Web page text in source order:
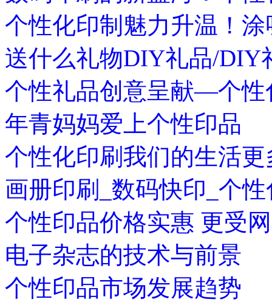
个性化印制魅力升温！
送什么礼物DIY礼品/DIY
个性礼品创意呈献—个性
年青妈妈爱上个性印品
个性化印刷我们的生活
画册印刷_数码快印_个
个性印品价格实惠 更受
电子杂志的技术与前景
个性印品市场发展趋势